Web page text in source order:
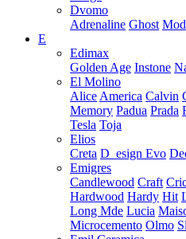
Dvomo
Adrenaline Ghost
E
Edimax
Golden Age Instone
El Molino
Alice America Calvin
Memory Padua Prada
Tesla Toja
Elios
Creta D_esign Evo
Emigres
Candlewood Craft
Hardwood Hardy Hit
Long Mde Lucia
Microcemento Olmo